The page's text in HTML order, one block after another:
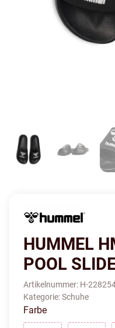
HUMMEL
POOL
Artikelnummer: H-
Kategorie:Schuhe
Farbe